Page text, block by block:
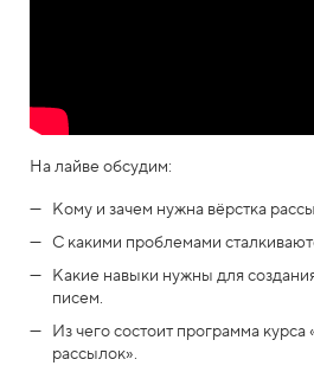
На лайве обсудим:
Кому и зачем нужна вёрстка
С какими проблемами
Какие навыки нужны для
писем.
Из чего состоит программа курса
рассылок».